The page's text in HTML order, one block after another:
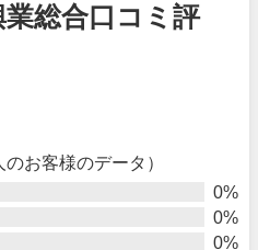
総合口コミ評
お客様のデータ）
0%
0%
0%